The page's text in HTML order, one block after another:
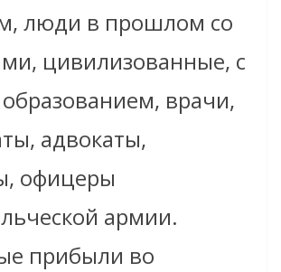
люди в прошлом со
цивилизованные, с
врачи,
адвокаты,
офицеры
армии.
прибыли во